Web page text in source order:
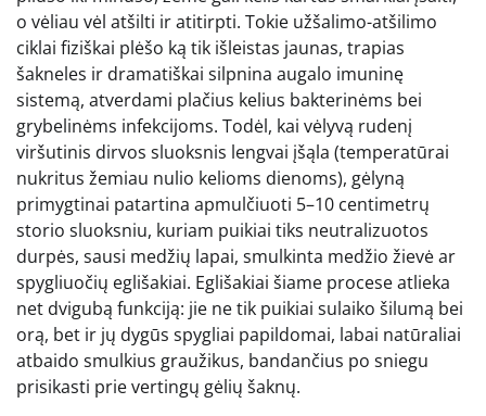
o vėliau vėl atšilti ir atitirpti. Tokie užšalimo-atšilimo
ciklai fiziškai plėšo ką tik išleistas jaunas, trapias
šakneles ir dramatiškai silpnina augalo imuninę
sistemą, atverdami plačius kelius bakterinėms bei
grybelinėms infekcijoms. Todėl, kai vėlyvą rudenį
viršutinis dirvos sluoksnis lengvai įšąla (temperatūrai
nukritus žemiau nulio kelioms dienoms), gėlyną
primygtinai patartina apmulčiuoti 5–10 centimetrų
storio sluoksniu, kuriam puikiai tiks neutralizuotos
durpės, sausi medžių lapai, smulkinta medžio žievė ar
spygliuočių eglišakiai. Eglišakiai šiame procese atlieka
net dvigubą funkciją: jie ne tik puikiai sulaiko šilumą bei
orą, bet ir jų dygūs spygliai papildomai, labai natūraliai
atbaido smulkius graužikus, bandančius po sniegu
prisikasti prie vertingų gėlių šaknų.